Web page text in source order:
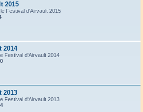
2015
Festival d'Airvault 2015
2014
Festival d'Airvault 2014
2013
Festival d'Airvault 2013